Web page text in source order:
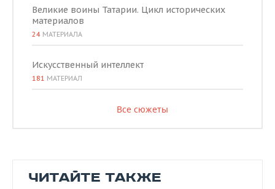
Великие воины Татарии. Цикл исторических
материалов
24 МАТЕРИАЛА
Искусственный интеллект
181 МАТЕРИАЛ
Все сюжеты
ЧИТАЙТЕ ТАКЖЕ